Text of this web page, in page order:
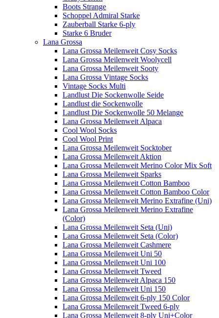
Boots Strange
Schoppel Admiral Starke
Zauberball Starke 6-ply
Starke 6 Bruder
Lana Grossa
Lana Grossa Meilenweit Cosy Socks
Lana Grossa Meilenweit Woolycell
Lana Grossa Meilenweit Sooty
Lana Grossa Vintage Socks
Vintage Socks Multi
Landlust Die Sockenwolle Seide
Landlust die Sockenwolle
Landlust Die Sockenwolle 50 Melange
Lana Grossa Meilenweit Alpaca
Cool Wool Socks
Cool Wool Print
Lana Grossa Meilenweit Socktober
Lana Grossa Meilenweit Aktion
Lana Grossa Meilenweit Merino Color Mix Soft
Lana Grossa Meilenweit Sparks
Lana Grossa Meilenweit Cotton Bamboo
Lana Grossa Meilenweit Cotton Bamboo Color
Lana Grossa Meilenweit Merino Extrafine (Uni)
Lana Grossa Meilenweit Merino Extrafine
(Color)
Lana Grossa Meilenweit Seta (Uni)
Lana Grossa Meilenweit Seta (Color)
Lana Grossa Meilenweit Cashmere
Lana Grossa Meilenweit Uni 50
Lana Grossa Meilenweit Uni 100
Lana Grossa Meilenweit Tweed
Lana Grossa Meilenweit Alpaca 150
Lana Grossa Meilenweit Uni 150
Lana Grossa Meilenweit 6-ply 150 Color
Lana Grossa Meilenweit Tweed 6-ply
Lana Grossa Meilenweit 8-ply Uni+Color